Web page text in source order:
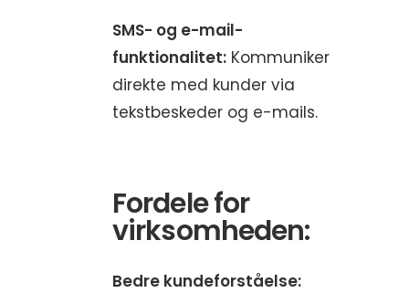
SMS- og e-mail-
funktionalitet: Kommuniker
direkte med kunder via
tekstbeskeder og e-mails.
Fordele for
virksomheden:
Bedre kundeforståelse: